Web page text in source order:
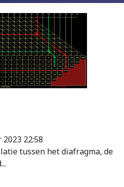
22:58
tussen het diafragma, de